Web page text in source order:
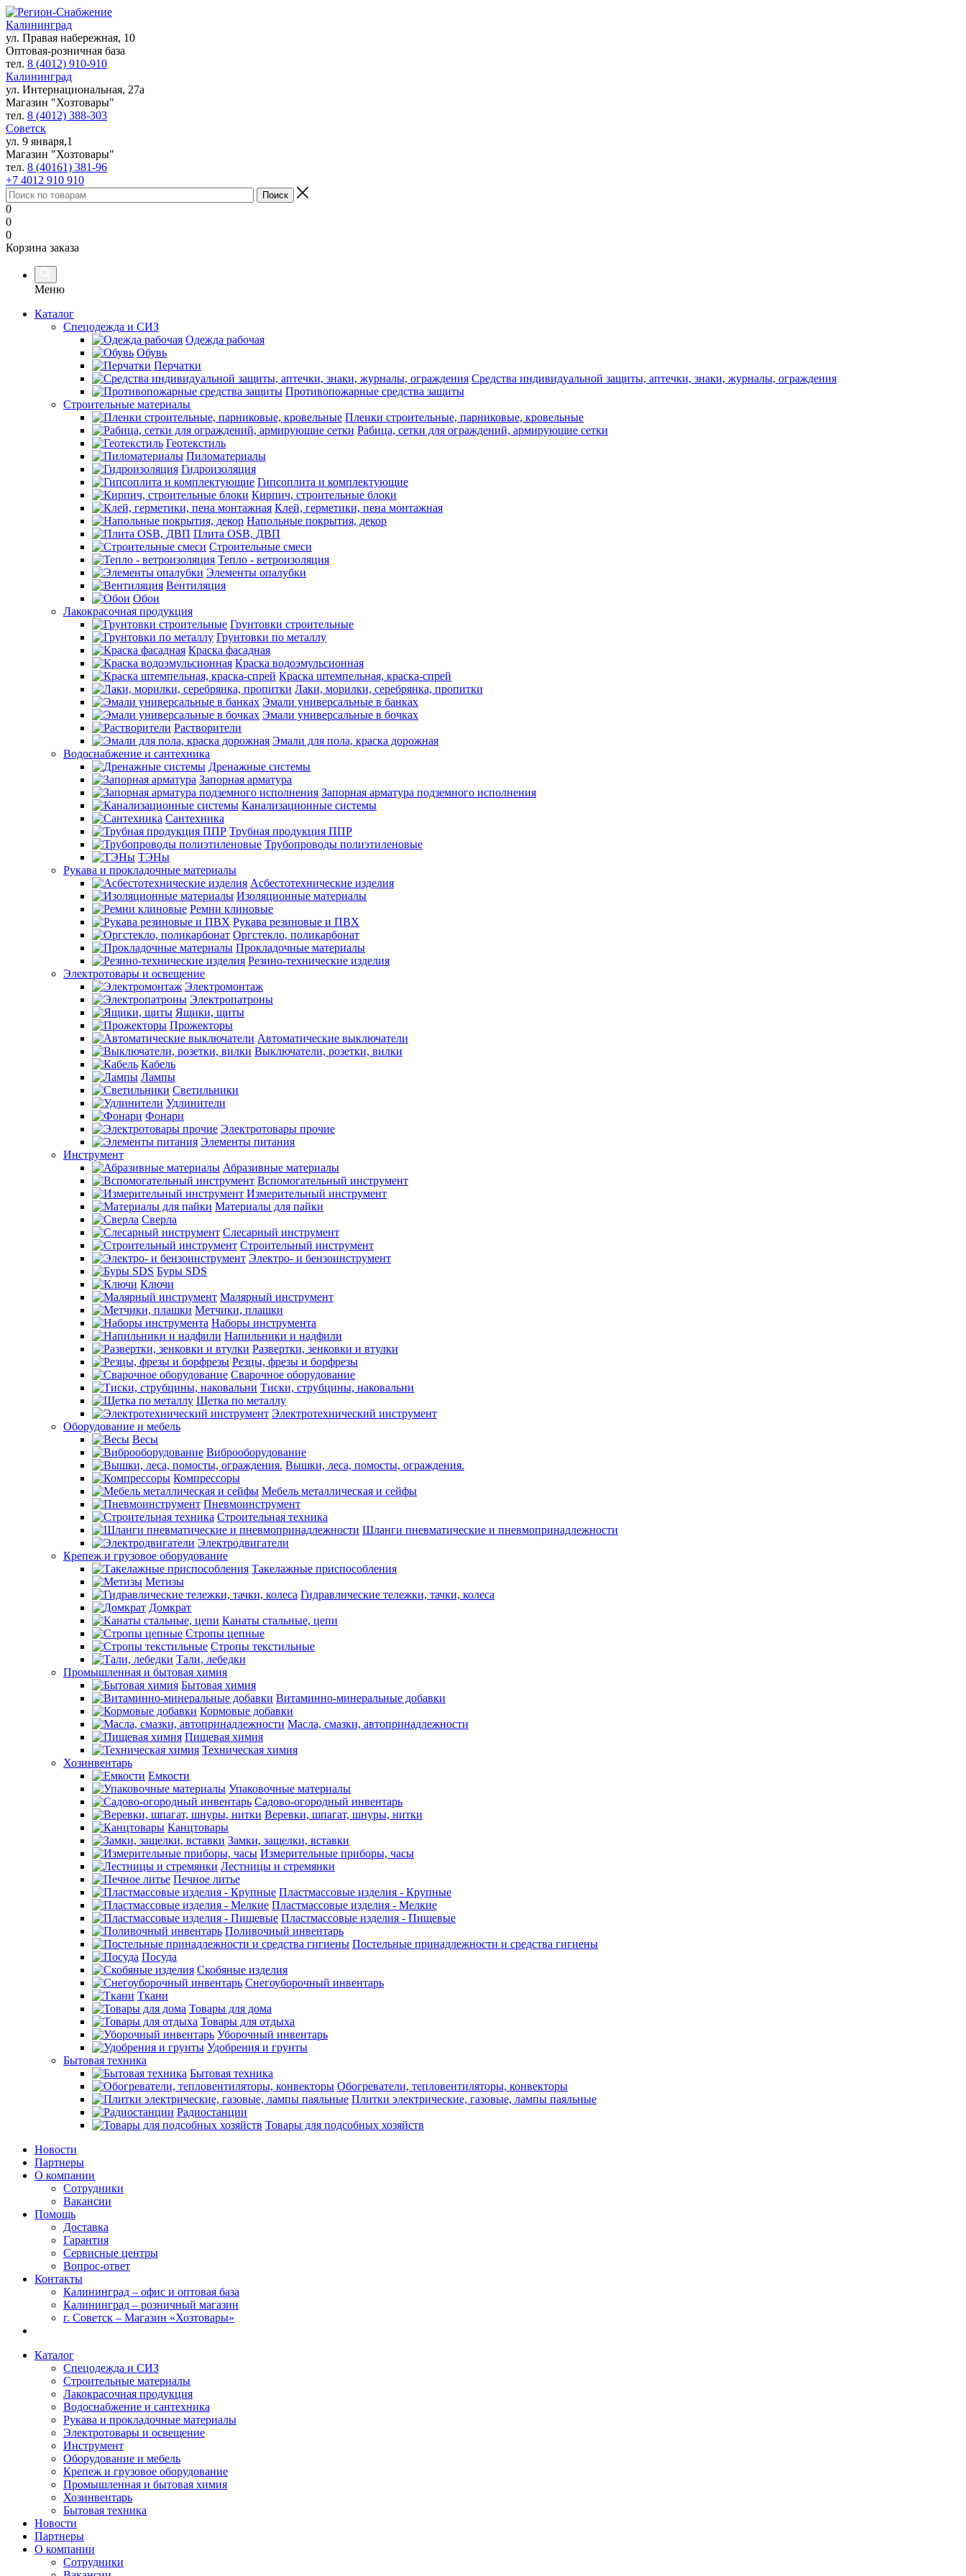
Калининград
ул. Правая набережная, 10
Оптовая-розничная база
тел. 8 (4012) 910-910
Калининград
ул. Интернациональная, 27а
Магазин "Хозтовары"
тел. 8 (4012) 388-303
Советск
ул. 9 января,1
Магазин "Хозтовары"
тел. 8 (40161) 381-96
+7 4012 910 910
0
0
0
Корзина заказа
Меню
Каталог
Спецодежда и СИЗ
Одежда рабочая
Обувь
Перчатки
Средства индивидуальной защиты, аптечки, знаки, журналы, ограждения
Противопожарные средства защиты
Строительные материалы
Пленки строительные, парниковые, кровельные
Рабица, сетки для ограждений, армирующие сетки
Геотекстиль
Пиломатериалы
Гидроизоляция
Гипсоплита и комплектующие
Кирпич, строительные блоки
Клей, герметики, пена монтажная
Напольные покрытия, декор
Плита OSB, ДВП
Строительные смеси
Тепло - ветроизоляция
Элементы опалубки
Вентиляция
Обои
Лакокрасочная продукция
Грунтовки строительные
Грунтовки по металлу
Краска фасадная
Краска водоэмульсионная
Краска штемпельная, краска-спрей
Лаки, морилки, серебрянка, пропитки
Эмали универсальные в банках
Эмали универсальные в бочках
Растворители
Эмали для пола, краска дорожная
Водоснабжение и сантехника
Дренажные системы
Запорная арматура
Запорная арматура подземного исполнения
Канализационные системы
Сантехника
Трубная продукция ППР
Трубопроводы полиэтиленовые
ТЭНы
Рукава и прокладочные материалы
Асбестотехнические изделия
Изоляционные материалы
Ремни клиновые
Рукава резиновые и ПВХ
Оргстекло, поликарбонат
Прокладочные материалы
Резино-технические изделия
Электротовары и освещение
Электромонтаж
Электропатроны
Ящики, щиты
Прожекторы
Автоматические выключатели
Выключатели, розетки, вилки
Кабель
Лампы
Светильники
Удлинители
Фонари
Электротовары прочие
Элементы питания
Инструмент
Абразивные материалы
Вспомогательный инструмент
Измерительный инструмент
Материалы для пайки
Сверла
Слесарный инструмент
Строительный инструмент
Электро- и бензоинструмент
Буры SDS
Ключи
Малярный инструмент
Метчики, плашки
Наборы инструмента
Напильники и надфили
Развертки, зенковки и втулки
Резцы, фрезы и борфрезы
Сварочное оборудование
Тиски, струбцины, наковальни
Щетка по металлу
Электротехнический инструмент
Оборудование и мебель
Весы
Виброоборудование
Вышки, леса, помосты, ограждения.
Компрессоры
Мебель металлическая и сейфы
Пневмоинструмент
Строительная техника
Шланги пневматические и пневмопринадлежности
Электродвигатели
Крепеж и грузовое оборудование
Такелажные приспособления
Метизы
Гидравлические тележки, тачки, колеса
Домкрат
Канаты стальные, цепи
Стропы цепные
Стропы текстильные
Тали, лебедки
Промышленная и бытовая химия
Бытовая химия
Витаминно-минеральные добавки
Кормовые добавки
Масла, смазки, автопринадлежности
Пищевая химия
Техническая химия
Хозинвентарь
Емкости
Упаковочные материалы
Садово-огородный инвентарь
Веревки, шпагат, шнуры, нитки
Канцтовары
Замки, защелки, вставки
Измерительные приборы, часы
Лестницы и стремянки
Печное литье
Пластмассовые изделия - Крупные
Пластмассовые изделия - Мелкие
Пластмассовые изделия - Пищевые
Поливочный инвентарь
Постельные принадлежности и средства гигиены
Посуда
Скобяные изделия
Снегоуборочный инвентарь
Ткани
Товары для дома
Товары для отдыха
Уборочный инвентарь
Удобрения и грунты
Бытовая техника
Бытовая техника
Обогреватели, тепловентиляторы, конвекторы
Плитки электрические, газовые, лампы паяльные
Радиостанции
Товары для подсобных хозяйств
Новости
Партнеры
О компании
Сотрудники
Вакансии
Помощь
Доставка
Гарантия
Сервисные центры
Вопрос-ответ
Контакты
Калининград – офис и оптовая база
Калининград – розничный магазин
г. Советск – Магазин «Хозтовары»
Каталог
Спецодежда и СИЗ
Строительные материалы
Лакокрасочная продукция
Водоснабжение и сантехника
Рукава и прокладочные материалы
Электротовары и освещение
Инструмент
Оборудование и мебель
Крепеж и грузовое оборудование
Промышленная и бытовая химия
Хозинвентарь
Бытовая техника
Новости
Партнеры
О компании
Сотрудники